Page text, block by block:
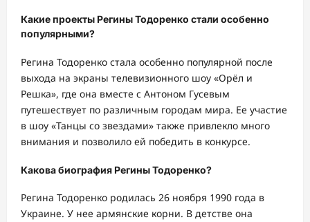
Какие проекты Регины Тодоренко стали особенно
популярными?
Регина Тодоренко стала особенно популярной после
выхода на экраны телевизионного шоу «Орёл и
Решка», где она вместе с Антоном Гусевым
путешествует по различным городам мира. Ее участие
в шоу «Танцы со звездами» также привлекло много
внимания и позволило ей победить в конкурсе.
Какова биография Регины Тодоренко?
Регина Тодоренко родилась 26 ноября 1990 года в
Украине. У нее армянские корни. В детстве она